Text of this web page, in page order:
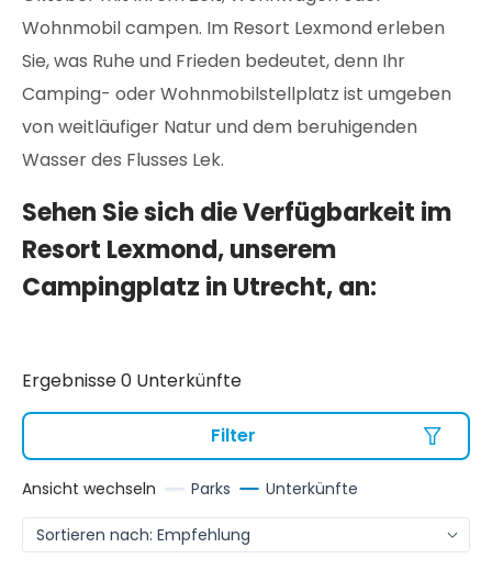
Wohnmobil campen. Im Resort Lexmond erleben
Sie, was Ruhe und Frieden bedeutet, denn Ihr
Camping- oder Wohnmobilstellplatz ist umgeben
von weitläufiger Natur und dem beruhigenden
Wasser des Flusses Lek.
Sehen Sie sich die Verfügbarkeit im
Resort Lexmond, unserem
Campingplatz in Utrecht, an:
Ergebnisse 0 Unterkünfte
Filter
Ansicht wechseln Parks Unterkünfte